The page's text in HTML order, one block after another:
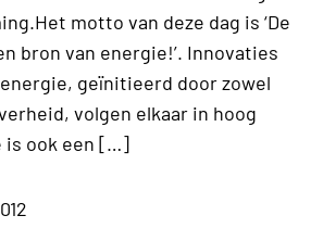
motto van deze dag is ‘De
bron van energie!’. Innovaties
geïnitieerd door zowel
volgen elkaar in hoog
is ook een […]